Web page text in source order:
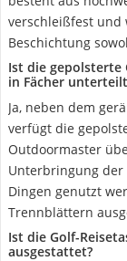
verschleißfest und
Beschichtung
Ist die gepolsterte
in Fächer
Ja, neben dem
verfügt die
Outdoormaster
Unterbringung der
Dingen genutzt
Trennblättern
Ist die Golf-
ausgestattet?